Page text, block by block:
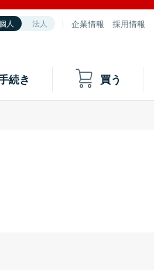
人 法人 企業情報 採用情報
続き 買う